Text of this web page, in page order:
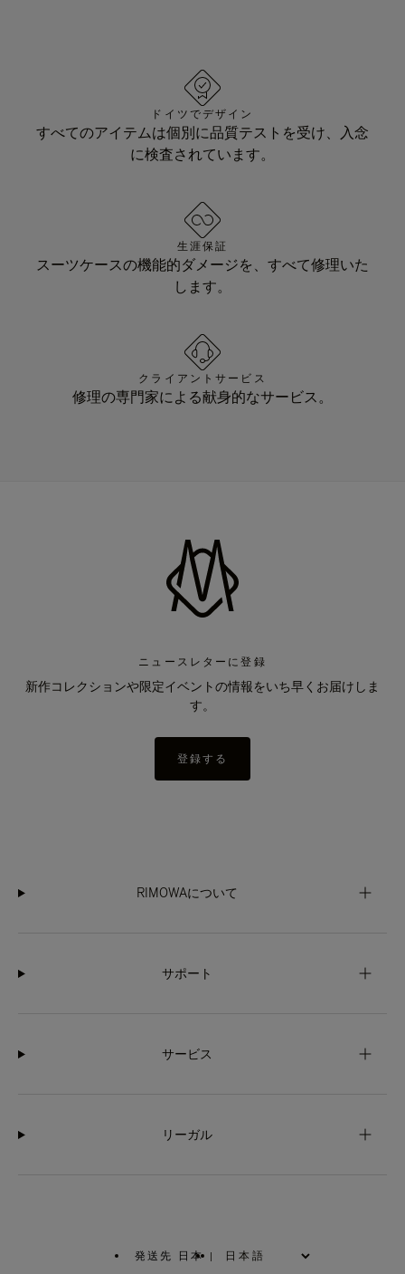
ドイツでデザイン
すべてのアイテムは個別に品質テストを受け、入念
に検査されています。
生涯保証
スーツケースの機能的ダメージを、すべて修理いた
します。
クライアントサービス
修理の専門家による献身的なサービス。
ニュースレターに登録
新作コレクションや限定イベントの情報をいち早くお届けしま
す。
登録する
RIMOWAについて
サポート
サービス
リーガル
発送先 日本 |